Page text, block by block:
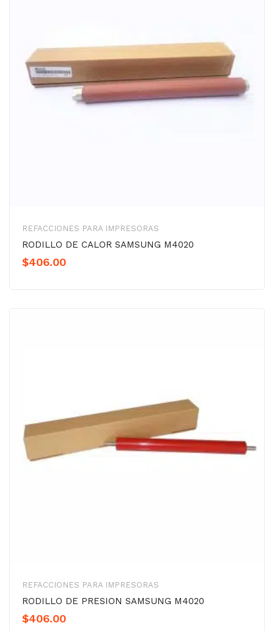
REFACCIONES PARA IMPRESORAS
RODILLO DE CALOR SAMSUNG M4020
$406.00
REFACCIONES PARA IMPRESORAS
RODILLO DE PRESION SAMSUNG M4020
$406.00